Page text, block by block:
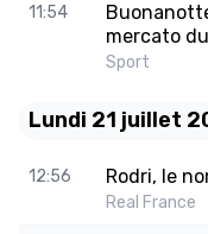
11:54
mercato
Sport
Lundi 21 juillet
12:56 Rodri, le
Real France